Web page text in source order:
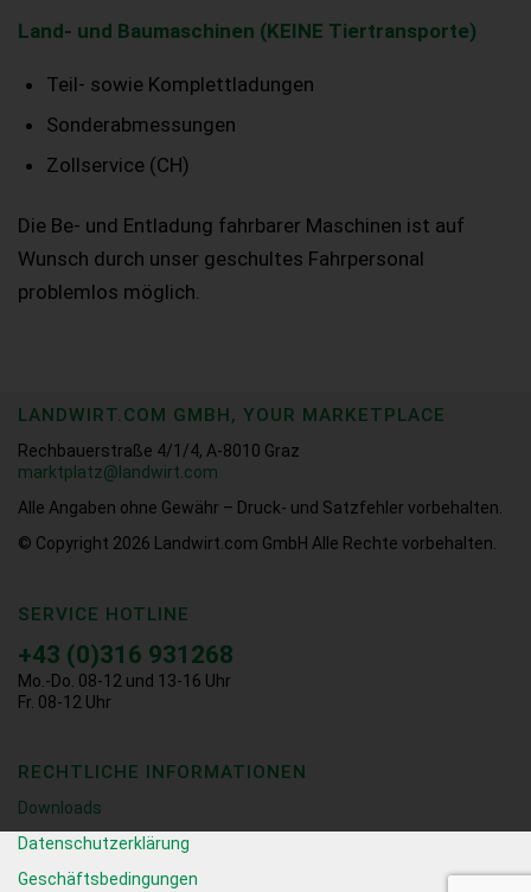
Land- und Baumaschinen (KEINE Tiertransporte)
Teil- sowie Komplettladungen
Sonderabmessungen
Zollservice (CH)
Die Be- und Entladung fahrbarer Maschinen ist auf
Wunsch durch unser geschultes Fahrpersonal
problemlos möglich.
LANDWIRT.COM GMBH, YOUR MARKETPLACE
Rechbauerstraße 4/1/4, A-8010 Graz
marktplatz@landwirt.com
Alle Angaben ohne Gewähr – Druck- und Satzfehler vorbehalten.
© Copyright 2026
Landwirt.com GmbH Alle Rechte vorbehalten.
SERVICE HOTLINE
+43 (0)316 931268
Mo.-Do. 08-12 und 13-16 Uhr
Fr. 08-12 Uhr
RECHTLICHE INFORMATIONEN
Downloads
Datenschutzerklärung
Geschäftsbedingungen